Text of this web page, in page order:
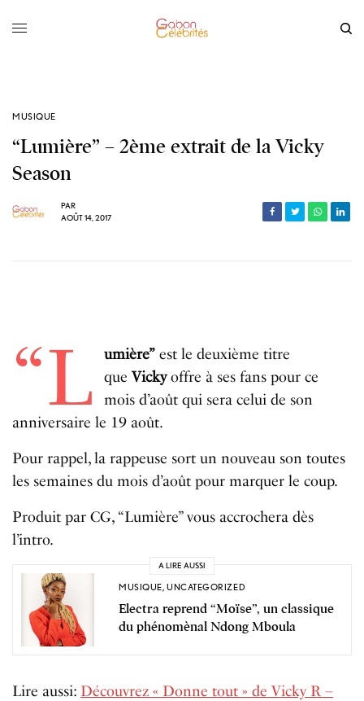
MUSIQUE
“Lumière” – 2ème extrait de la Vicky
Season
PAR
AOÛT 14, 2017
“L umière”est le deuxième titre
que Vickyoffre à ses fans pour ce
mois d’août qui sera celui de son
anniversaire le 19 août.
Pour rappel, la rappeuse sort un nouveau son toutes
les semaines du mois d’août pour marquer le coup.
Produit par CG, “Lumière” vous accrochera dès
l’intro.
A LIRE AUSSI
MUSIQUE, UNCATEGORIZED
Electra reprend “Moïse”, un classique
du phénomènal Ndong Mboula
Lire aussi: Découvrez « Donne tout » de Vicky R –